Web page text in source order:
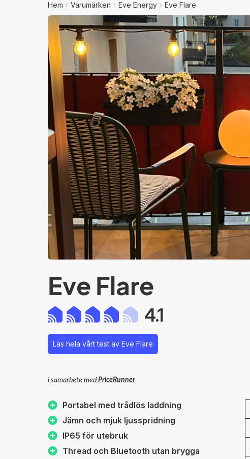
Hem Varumärken Eve Energy Eve Flare
Eve Flare
4.1
Läs hela vårt test av Eve Flare
i samarbete med PriceRunner
Portabel med trådlös laddning
Jämn och mjuk ljusspridning
IP65 för utebruk
Thread och Bluetooth utan brygga